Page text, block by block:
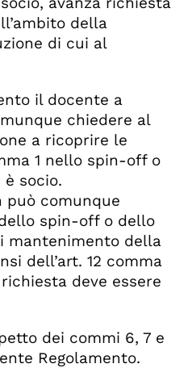
della
di cui al
il docente a
chiedere al
a ricoprire le
1 nello spin-off o
socio.
può comunque
spin-off o dello
mantenimento della
dell’art. 12 comma
deve essere
dei commi 6, 7 e
Regolamento.